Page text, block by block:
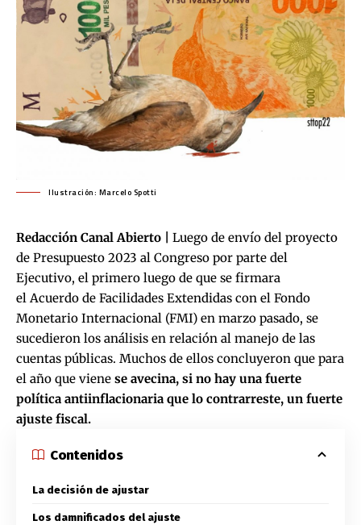
Ilustración: Marcelo Spotti
Redacción Canal Abierto |
Luego de envío del proyecto
de Presupuesto 2023 al Congreso por parte del
Ejecutivo, el primero luego de que se firmara
el Acuerdo de Facilidades Extendidas con el Fondo
Monetario Internacional (FMI) en marzo pasado, se
sucedieron los análisis en relación al manejo de las
cuentas públicas. Muchos de ellos concluyeron que para
el año que viene se avecina, si no hay una fuerte
política antiinflacionaria que lo contrarreste, un fuerte
ajuste fiscal.
Contenidos
La decisión de ajustar
Los damnificados del ajuste